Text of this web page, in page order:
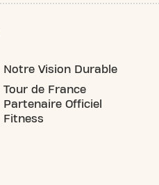
Notre Vision Durable
Tour de France
Partenaire Officiel
Fitness